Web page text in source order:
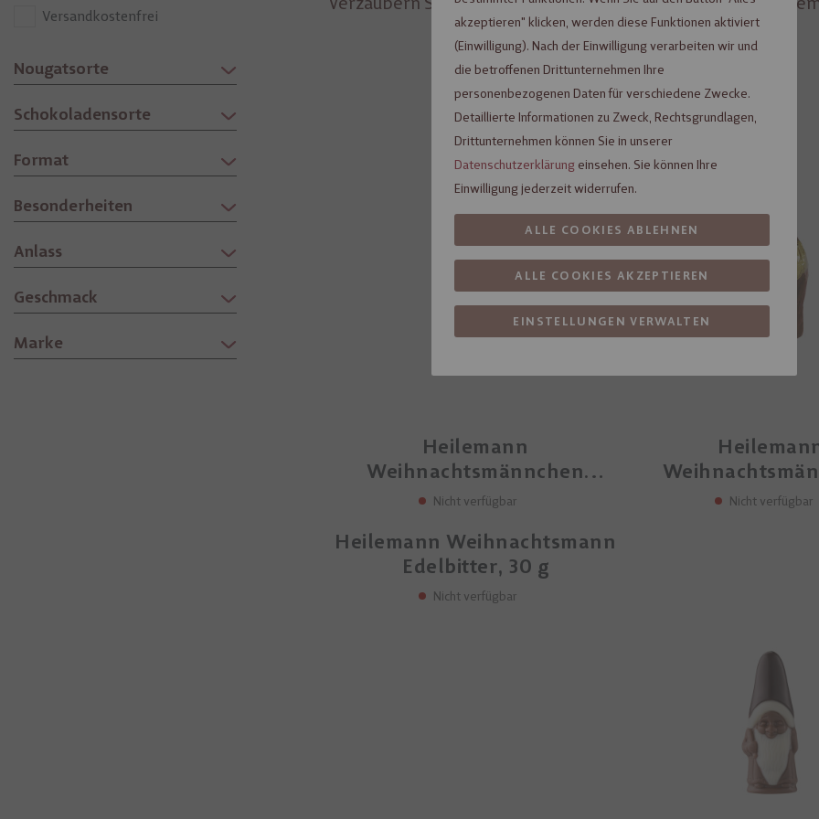
Heilemann
Weihnachtsmännchen
Edelvollmilch, 10 g
Nicht verfügbar
Edelbitter,
Nicht verfügbar
Heilemann Weihnachtsmann
Edelbitter, 30 g
Nicht verfügbar
Nougatsorte
Schokoladensorte
Format
Besonderheiten
Anlass
Geschmack
Marke
Versandkostenfrei
akzeptieren" klicken, werden diese Funktionen aktiviert
(Einwilligung). Nach der Einwilligung verarbeiten wir und
die betroffenen Drittunternehmen Ihre
personenbezogenen Daten für verschiedene Zwecke.
Detaillierte Informationen zu Zweck, Rechtsgrundlagen,
Drittunternehmen können Sie in unserer
Datenschutzerklärung einsehen. Sie können Ihre
Einwilligung jederzeit widerrufen.
EINSTELLUNGEN VERWALTEN
ALLE COOKIES AKZEPTIEREN
ALLE COOKIES ABLEHNEN